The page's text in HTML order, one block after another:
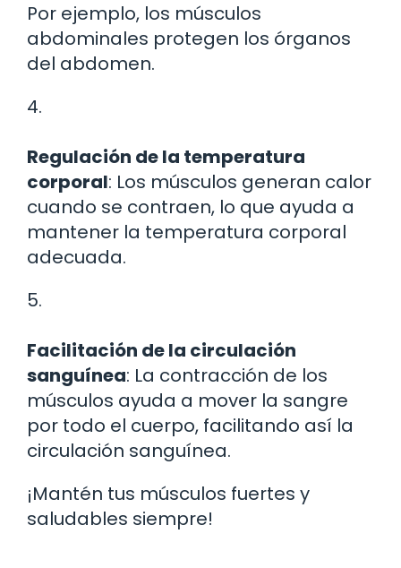
Por ejemplo, los músculos
abdominales protegen los órganos
del abdomen.
4.
Regulación de la temperatura
corporal: Los músculos generan calor
cuando se contraen, lo que ayuda a
mantener la temperatura corporal
adecuada.
5.
Facilitación de la circulación
sanguínea: La contracción de los
músculos ayuda a mover la sangre
por todo el cuerpo, facilitando así la
circulación sanguínea.
¡Mantén tus músculos fuertes y
saludables siempre!